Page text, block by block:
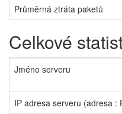
Průměrná ztráta paketů
Celkové
Jméno serveru
IP adresa serveru (adresa :